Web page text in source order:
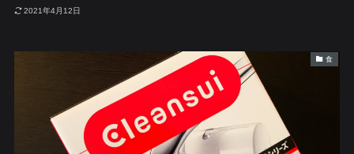
2021年4月12日
食